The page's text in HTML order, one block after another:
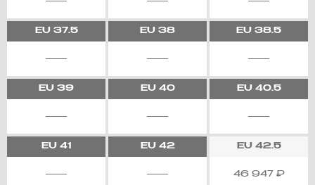
EU37.5 EU 38 EU 38.5
EU 39 EU40 EU40.5
EU 41 EU42 EU42.5
46 947 ₽